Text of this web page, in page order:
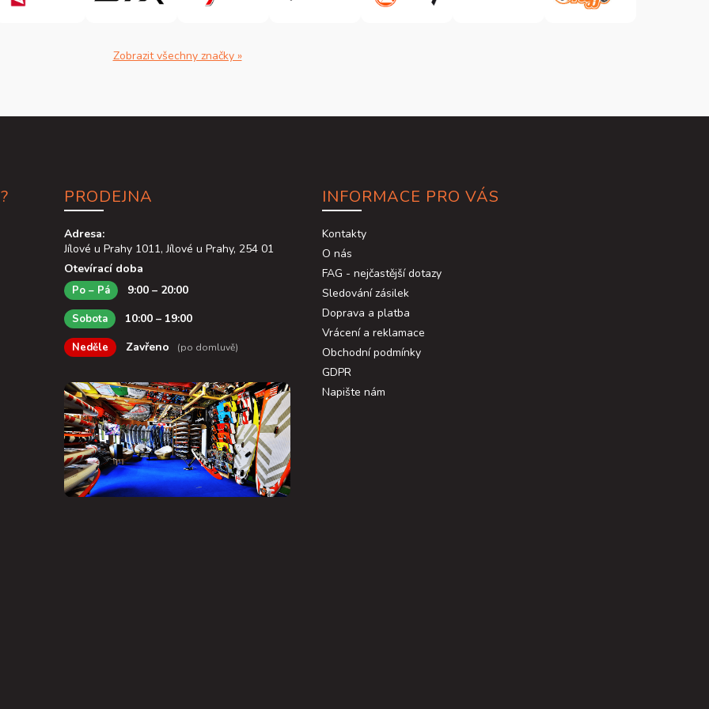
Zobrazit všechny značky »
PRODEJNA
Adresa:
Jílové u Prahy 1011, Jílové u Prahy, 254 01
Otevírací doba
Po – Pá 9:00 – 20:00
Sobota 10:00 – 19:00
Neděle Zavřeno (po domluvě)
INFORMACE PRO VÁS
Kontakty
O nás
FAG - nejčastější dotazy
Sledování zásilek
Doprava a platba
Vrácení a reklamace
Obchodní podmínky
GDPR
Napište nám